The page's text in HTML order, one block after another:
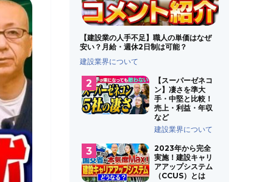
【建設業の人手不足】職人の単価はなぜ
安い？月給・週休2日制は可能？
建設業界について
【スーパーゼネコ
ン】凄さを準大
手・中堅と比較！
売上・利益・年収
など
建設業界について
2023年から完全
実施！建設キャリ
アアップシステム
（CCUS）とは